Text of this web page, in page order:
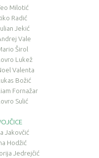
Milotić
Radić
Jekić
Vale
Širol
Lukež
Valenta
Božić
Fornažar
Sulić
Jakovčić
Hodžić
Jedrejčić